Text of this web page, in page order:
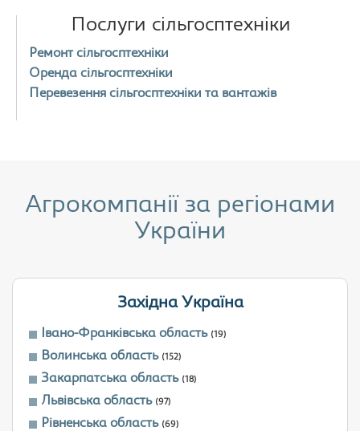
Послуги сільгосптехніки
Ремонт сільгосптехніки
Оренда сільгосптехніки
Перевезення сільгосптехніки та вантажів
Агрокомпанії за регіонами
України
Західна Україна
Івано-Франківська область (19)
Волинська область (152)
Закарпатська область (18)
Львівська область (97)
Рівненська область (69)